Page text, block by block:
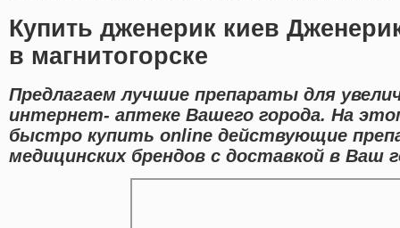
Купить дженерик киев
в магнитогорске
Предлагаем лучшие препараты для
интернет- аптеке Вашего города. На
быстро купить online действующие
медицинских брендов с доставкой в Ваш